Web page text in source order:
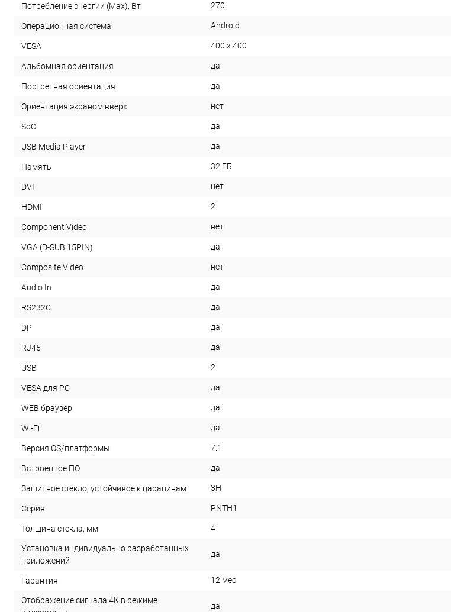
Потребление энергии (Max), Вт 270
Операционная система Android
VESA 400 x 400
Альбомная ориентация да
Портретная ориентация да
Ориентация экраном вверх нет
SoC да
USB Media Player да
Память 32 ГБ
DVI нет
HDMI 2
Component Video нет
VGA (D-SUB 15PIN) да
Composite Video нет
Audio In да
RS232С да
DP да
RJ45 да
USB 2
VESA для PC да
WEB браузер да
Wi-Fi да
Версия OS/платформы 7.1
Встроенное ПО да
Защитное стекло, устойчивое к царапинам 3H
Серия PNTH1
Толщина стекла, мм 4
Установка индивидуально разработанных
приложений
да
Гарантия 12 мес
Отображение сигнала 4К в режиме
да